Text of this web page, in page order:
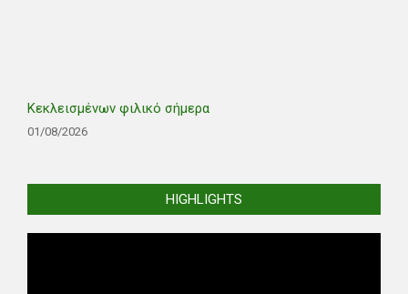
Κεκλεισμένων φιλικό σήμερα
01/08/2026
HIGHLIGHTS